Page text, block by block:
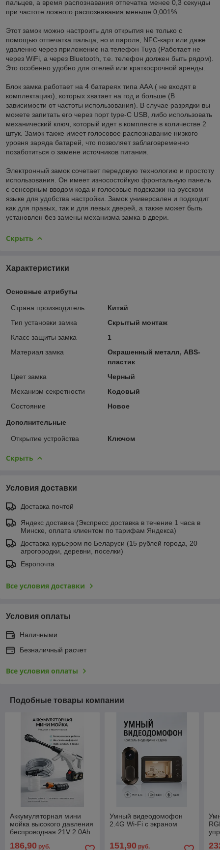
пальцев, а время распознавания отпечатка менее 0,3 секунды
при частоте ложного распознавания меньше 0,001%.
Этот замок можно настроить для открытия не только с
помощью отпечатка пальца, но и пароля, NFC-карт или даже
удаленно через приложение на телефон Tuya (Работает не
через WiFi, а через Bluetooth, т.е. телефон должен быть рядом).
Это особенно удобно для отелей или краткосрочной аренды.
Блок замка работает на 4 батареях типа ААА ( не входят в
комплектацию), которых хватает на год и больше (В
зависимости от частоты использования). В случае разрядки вы
можете запитать его через порт type-C USB, либо использовать
механический ключ, который идет в комплекте в количестве 2
штук. Замок также имеет голосовое распознавание низкого
уровня заряда батарей, что позволяет заблаговременно
позаботиться о замене источников питания.
Электронный замок сочетает передовую технологию и простоту
использования. Он имеет износостойкую фронтальную панель
с сенсорным вводом кода и голосовые подсказки на русском
языке для удобства настройки. Замок универсален и подходит
как для правых, так и для левых дверей, а также может быть
установлен без замены механизма замка в двери.
Скрыть
Характеристики
Основные атрибуты
Страна производитель
Китай
Тип установки замка
Скрытый монтаж
Класс защиты замка
1
Материал замка
Окрашенный металл, ABS-
пластик
Цвет замка
Черный
Механизм секретности
Кодовый
Состояние
Новое
Дополнительные
Открытие устройства Ключом
Скрыть
Условия доставки
Доставка почтой
Яндекс доставка (Экспресс доставка в течение 1 часа в
Минске, оплата клиентом по тарифам Яндекса)
Доставка курьером по Беларуси (15 рублей города, 20
агрогородки, деревни, поселки)
Европочта
Все условия доставки
Условия оплаты
Наличными
Безналичный расчет
Все условия оплаты
Подобные товары компании
Аккумуляторная мини
мойка высокого давления
беспроводная 21V 2.0Ah
186,90 руб.
Умный видеодомофон
2.4G Wi-Fi с экраном
151,90 руб.